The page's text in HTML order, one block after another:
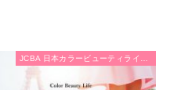
JCBA 日本カラービューティライフ協会